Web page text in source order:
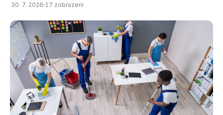
30. 7. 2026 17 zobrazení